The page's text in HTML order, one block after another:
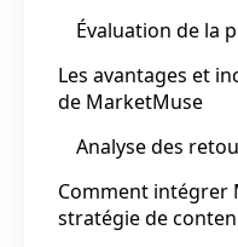
Évaluation de la
Les avantages et
de MarketMuse
Analyse des
Comment intégrer
stratégie de